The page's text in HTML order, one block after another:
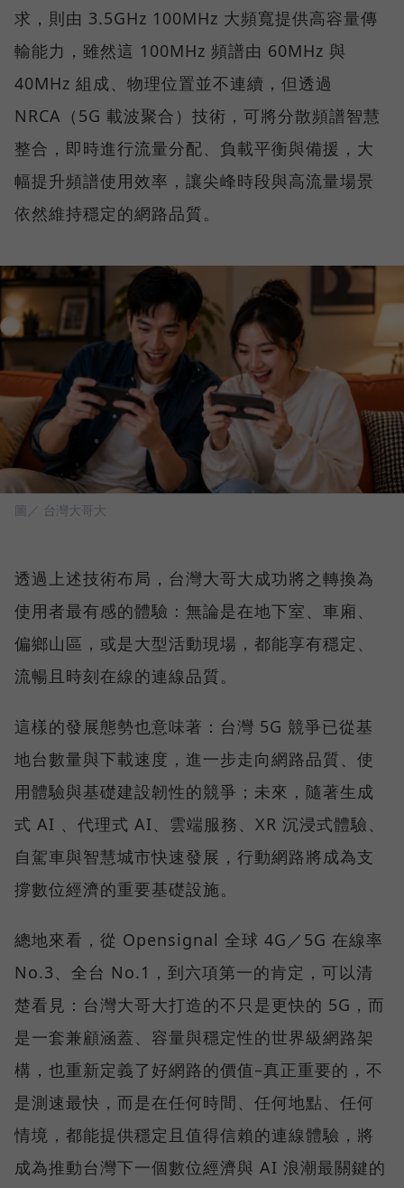
求，則由 3.5GHz 100MHz 大頻寬提供高容量傳
輸能力，雖然這 100MHz 頻譜由 60MHz 與
40MHz 組成、物理位置並不連續，但透過
NRCA（5G 載波聚合）技術，可將分散頻譜智慧
整合，即時進行流量分配、負載平衡與備援，大
幅提升頻譜使用效率，讓尖峰時段與高流量場景
依然維持穩定的網路品質。
圖／ 台灣大哥大
透過上述技術布局，台灣大哥大成功將之轉換為
使用者最有感的體驗：無論是在地下室、車廂、
偏鄉山區，或是大型活動現場，都能享有穩定、
流暢且時刻在線的連線品質。
這樣的發展態勢也意味著：台灣 5G 競爭已從基
地台數量與下載速度，進一步走向網路品質、使
用體驗與基礎建設韌性的競爭；未來，隨著生成
式 AI 、代理式 AI、雲端服務、XR 沉浸式體驗、
自駕車與智慧城市快速發展，行動網路將成為支
撐數位經濟的重要基礎設施。
總地來看，從 Opensignal 全球 4G／5G 在線率
No.3、全台 No.1，到六項第一的肯定，可以清
楚看見：台灣大哥大打造的不只是更快的 5G，而
是一套兼顧涵蓋、容量與穩定性的世界級網路架
構，也重新定義了好網路的價值–真正重要的，不
是測速最快，而是在任何時間、任何地點、任何
情境，都能提供穩定且值得信賴的連線體驗，將
成為推動台灣下一個數位經濟與 AI 浪潮最關鍵的